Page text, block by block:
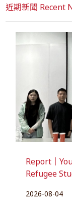
近期新聞 Recent
Report｜
Refugee
2026-08-04